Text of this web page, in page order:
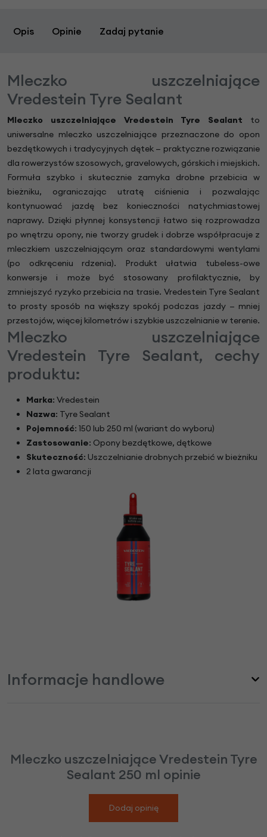
Opis Opinie Zadaj pytanie
Mleczko uszczelniające
Vredestein Tyre Sealant
Mleczko uszczelniające Vredestein Tyre Sealant to
uniwersalne mleczko uszczelniające przeznaczone do opon
bezdętkowych i tradycyjnych dętek — praktyczne rozwiązanie
dla rowerzystów szosowych, gravelowych, górskich i miejskich.
Formuła szybko i skutecznie zamyka drobne przebicia w
bieżniku, ograniczając utratę ciśnienia i pozwalając
kontynuować jazdę bez konieczności natychmiastowej
naprawy. Dzięki płynnej konsystencji łatwo się rozprowadza
po wnętrzu opony, nie tworzy grudek i dobrze współpracuje z
mleczkiem uszczelniającym oraz standardowymi wentylami
(po odkręceniu rdzenia). Produkt ułatwia tubeless-owe
konwersje i może być stosowany profilaktycznie, by
zmniejszyć ryzyko przebicia na trasie. Vredestein Tyre Sealant
to prosty sposób na większy spokój podczas jazdy — mniej
przestojów, więcej kilometrów i szybkie uszczelnianie w terenie.
Mleczko uszczelniające
Vredestein Tyre Sealant, cechy
produktu:
Marka: Vredestein
Nazwa: Tyre Sealant
Pojemność: 150 lub 250 ml (wariant do wyboru)
Zastosowanie: Opony bezdętkowe, dętkowe
Skuteczność: Uszczelnianie drobnych przebić w bieżniku
2 lata gwarancji
Informacje handlowe
Mleczko uszczelniające Vredestein Tyre
Sealant 250 ml opinie
Dodaj opinię